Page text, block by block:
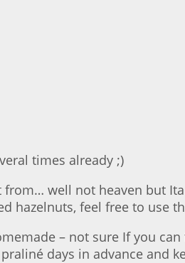
times already ;)
well not heaven but
hazelnuts, feel free to use
– not sure If you
days in advance and